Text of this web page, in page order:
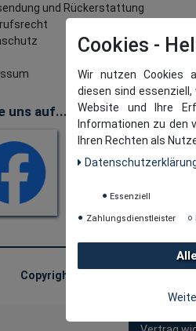
und Rückerstattung
uns auf...
Copyright © 2026
Cookies
Wir nutzen Cookies
diesen sind
Website und Ihre
Informationen zu den
Ihren Rechten als
Essenziell
Zahlungsdienstleister